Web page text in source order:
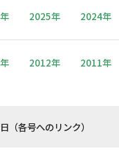
2025年 2024年
2012年 2011年
（各号へのリンク）